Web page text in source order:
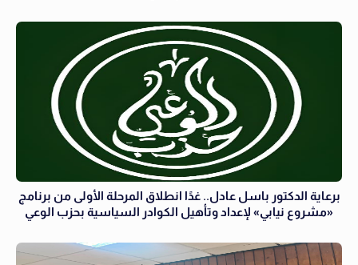
برعاية الدكتور باسل عادل.. غدًا انطلاق المرحلة الأولى من برنامج
«مشروع نيابي» لإعداد وتأهيل الكوادر السياسية بحزب الوعي